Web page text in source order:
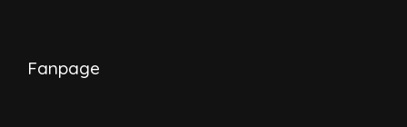
Fanpage